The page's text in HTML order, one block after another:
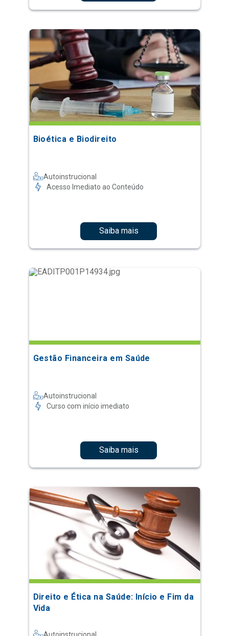
Bioética e Biodireito
Autoinstrucional
Acesso Imediato ao Conteúdo
Saiba mais
Gestão Financeira em Saúde
Autoinstrucional
Curso com início imediato
Saiba mais
Direito e Ética na Saúde: Início e Fim da
Vida
Autoinstrucional